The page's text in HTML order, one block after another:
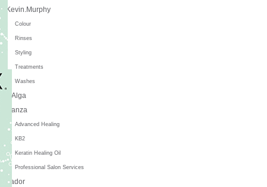
Kevin.Murphy
Colour
Rinses
Styling
Treatments
Washes
L'Alga
L'anza
Advanced Healing
KB2
Keratin Healing Oil
Professional Salon Services
Lador